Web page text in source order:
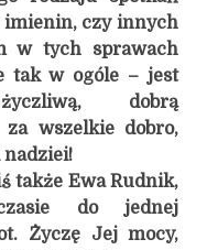
imienin, czy innych
w tych sprawach
tak w ogóle – jest
dobrą
wszelkie dobro,
Ewa Rudnik,
do jednej
Życzę Jej mocy,